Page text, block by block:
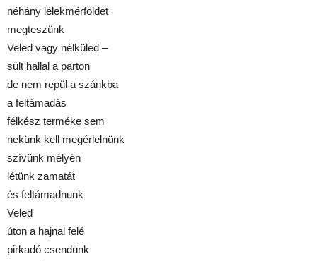
néhány lélekmérföldet
megteszünk
Veled vagy nélküled –
sült hallal a parton
de nem repül a szánkba
a feltámadás
félkész terméke sem
nekünk kell megérlelnünk
szívünk mélyén
létünk zamatát
és feltámadnunk
Veled
úton a hajnal felé
pirkadó csendünk